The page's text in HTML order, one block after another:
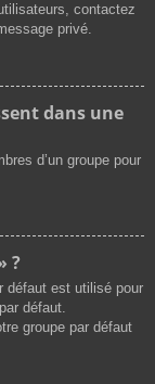
contactez
privé.
dans une
d’un groupe pour
?
défaut est utilisé pour
défaut.
groupe par défaut